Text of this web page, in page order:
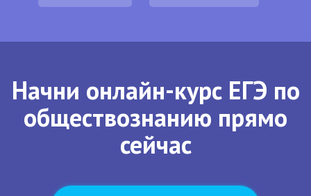
Начни онлайн-курс ЕГЭ по
обществознанию прямо
сейчас